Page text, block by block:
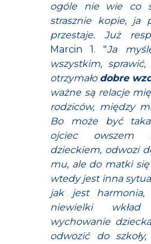
ogóle nie wie co
strasznie kopie, ja
przestaje. Już
Marcin 1. "Ja
wszystkim,
otrzymało dobre
ważne są relacje
rodziców, między
Bo może być
ojciec owszem
dzieckiem, odwozi
mu, ale do matki się
wtedy jest inna
jak jest harmonia,
niewielki
wychowanie
odwozić do